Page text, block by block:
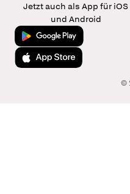
Jetzt auch als App für iOS
und Android
Jetzt bei Google Play
Laden im App Store
©